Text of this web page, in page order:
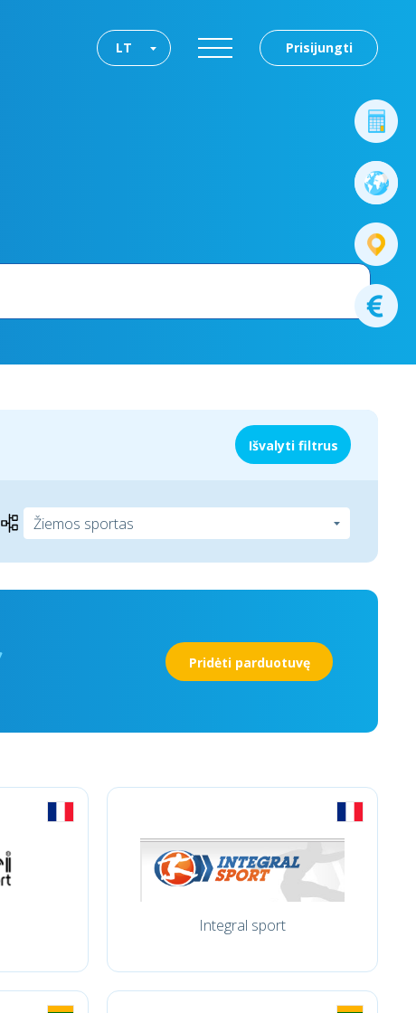
Prisijungti
LT
Išvalyti filtrus
Pridėti parduotuvę
Integral sport